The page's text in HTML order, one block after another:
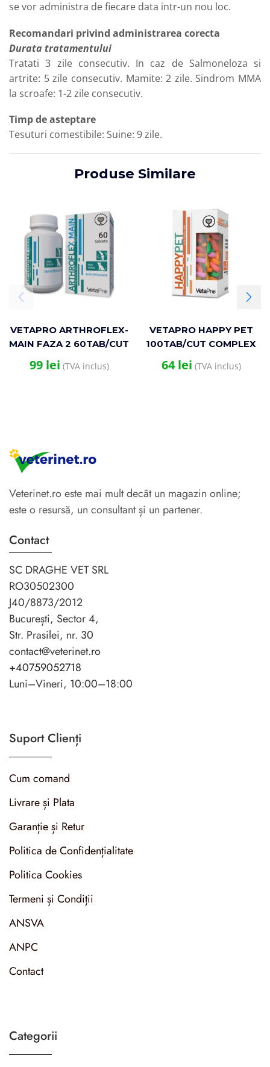
se vor administra de fiecare data intr-un nou loc.
Recomandari privind administrarea corecta
Durata tratamentului
Tratati 3 zile consecutiv. In caz de Salmoneloza si
artrite: 5 zile consecutiv. Mamite: 2 zile. Sindrom MMA
la scroafe: 1-2 zile consecutiv.
Timp de asteptare
Tesuturi comestibile: Suine: 9 zile.
Produse Similare
VETAPRO ARTHROFLEX-
MAIN FAZA 2 60TAB/CUT
SUPORT ARTICULATII SI
CARTILAJE CAINI
99 lei (TVA inclus)
VETAPRO HAPPY PET
100TAB/CUT COMPLEX
MULTIVITAMINE SI
MINERALE CATELUSI
64lei (TVA inclus)
Veterinet.ro este mai mult decât un magazin online;
este o resursă, un consultant și un partener.
Contact
SC DRAGHE VET SRL
RO30502300
J40/8873/2012
București, Sector 4,
Str. Prasilei, nr. 30
contact@veterinet.ro
+40759052718
Luni–Vineri, 10:00–18:00
Suport Clienți
Cum comand
Livrare și Plata
Garanție și Retur
Politica de Confidențialitate
Politica Cookies
Termeni și Condiții
ANSVA
ANPC
Contact
Categorii